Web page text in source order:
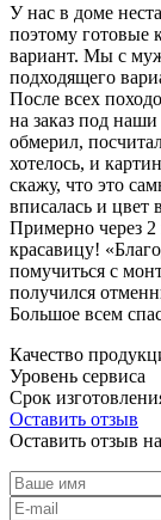
У нас в доме
поэтому готовые
вариант. Мы с
подходящего
После всех
на заказ под
обмерил,
хотелось, и
скажу, что это
вписалась и цвет
Примерно через
красавицу!
помучиться с
получился
Большое всем
Качество
Уровень сервиса
Срок
Оставить отзыв
Оставить отзыв